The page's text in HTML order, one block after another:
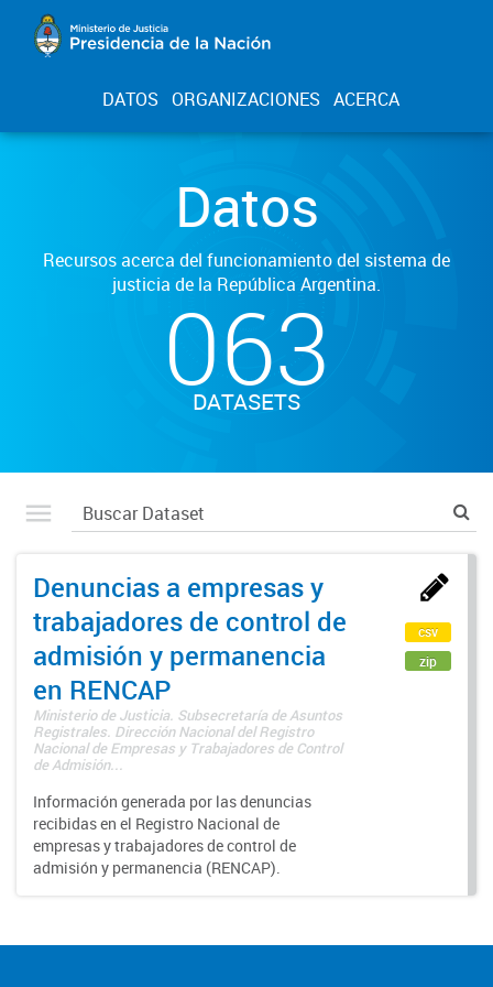
DATOS ORGANIZACIONES ACERCA
Datos
Recursos acerca del funcionamiento del sistema de
justicia de la República Argentina.
063
DATASETS
Denuncias a empresas y
trabajadores de control de
admisión y permanencia
en RENCAP
Ministerio de Justicia. Subsecretaría de Asuntos
Registrales. Dirección Nacional del Registro
Nacional de Empresas y Trabajadores de Control
de Admisión...
Información generada por las denuncias
recibidas en el Registro Nacional de
empresas y trabajadores de control de
admisión y permanencia (RENCAP).
csv
zip